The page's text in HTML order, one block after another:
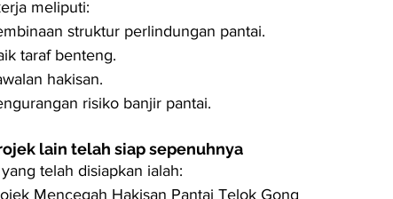
meliputi:
struktur perlindungan pantai.
taraf benteng.
hakisan.
risiko banjir pantai.
lain telah siap sepenuhnya
telah disiapkan ialah:
Mencegah Hakisan Pantai Telok Gong